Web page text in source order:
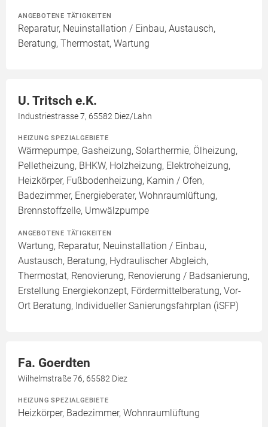
ANGEBOTENE TÄTIGKEITEN
Reparatur, Neuinstallation / Einbau, Austausch,
Beratung, Thermostat, Wartung
U. Tritsch e.K.
Industriestrasse 7, 65582 Diez/Lahn
HEIZUNG SPEZIALGEBIETE
Wärmepumpe, Gasheizung, Solarthermie, Ölheizung,
Pelletheizung, BHKW, Holzheizung, Elektroheizung,
Heizkörper, Fußbodenheizung, Kamin / Ofen,
Badezimmer, Energieberater, Wohnraumlüftung,
Brennstoffzelle, Umwälzpumpe
ANGEBOTENE TÄTIGKEITEN
Wartung, Reparatur, Neuinstallation / Einbau,
Austausch, Beratung, Hydraulischer Abgleich,
Thermostat, Renovierung, Renovierung / Badsanierung,
Erstellung Energiekonzept, Fördermittelberatung, Vor-
Ort Beratung, Individueller Sanierungsfahrplan (iSFP)
Fa. Goerdten
Wilhelmstraße 76, 65582 Diez
HEIZUNG SPEZIALGEBIETE
Heizkörper, Badezimmer, Wohnraumlüftung